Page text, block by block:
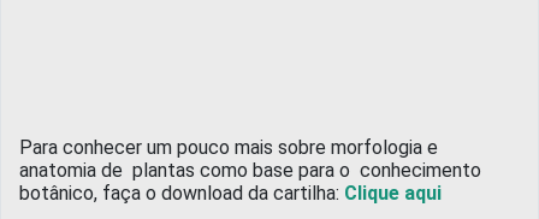
Para conhecer um pouco mais sobre morfologia e
anatomia de plantas como base para o conhecimento
botânico, faça o download da cartilha: Clique aqui